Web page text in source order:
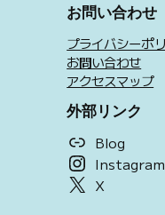
お問い合わせ
プライバシーポ
お問い合わせ
アクセスマップ
外部リンク
Blog
Instagram
X